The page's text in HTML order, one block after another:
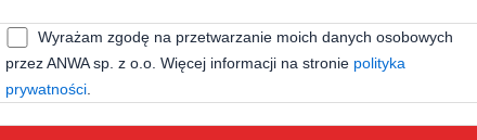
Wyrażam zgodę na przetwarzanie moich danych osobowych
przez ANWA sp. z o.o. Więcej informacji na stronie polityka
prywatności.